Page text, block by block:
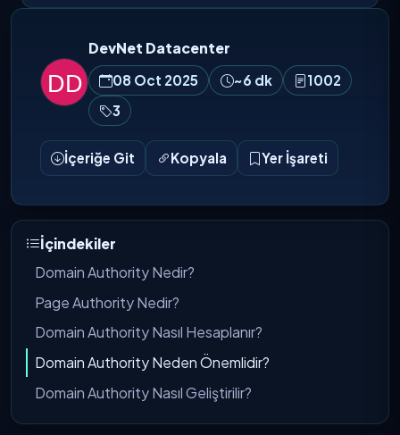
DevNet Datacenter
08 Oct 2025 ~6 dk
1002
3
İçeriğe Git Kopyala Yer İşareti
İçindekiler
Domain Authority Nedir?
Page Authority Nedir?
Domain Authority Nasıl Hesaplanır?
Domain Authority Neden Önemlidir?
Domain Authority Nasıl Geliştirilir?